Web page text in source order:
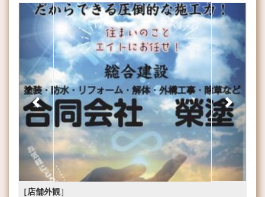
［店舗外観］
Previous Next